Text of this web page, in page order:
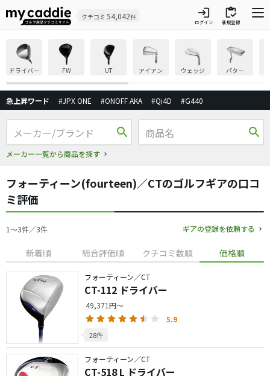
クチコミ 54,042件 login
ログイン
inventory
新規登録
ドライバー FW UT アイアン ウェッジ パター
急上昇ワード #JPX ONE #ONOFF AKA #Qi4D #G440
search
メーカー一覧から商品を探す
search
フォーティーン(fourteen)／CTのゴルフギアの口コ
ミ評価
1〜3件／3件 ギアの登録を依頼する
新着順 総合評価順 クチコミ数順 価格順
フォーティーン／CT
CT-112 ドライバー
49,371円～
5.9
28件
フォーティーン／CT
CT-518 L ドライバー